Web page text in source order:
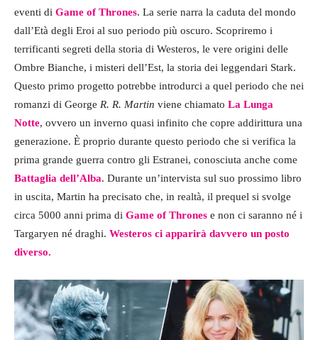
eventi di Game of Thrones. La serie narra la caduta del mondo
dall’Età degli Eroi al suo periodo più oscuro. Scopriremo i
terrificanti segreti della storia di Westeros, le vere origini delle
Ombre Bianche, i misteri dell’Est, la storia dei leggendari Stark.
Questo primo progetto potrebbe introdurci a quel periodo che nei
romanzi di George R. R. Martin viene chiamato La Lunga
Notte, ovvero un inverno quasi infinito che copre addirittura una
generazione. È proprio durante questo periodo che si verifica la
prima grande guerra contro gli Estranei, conosciuta anche come
Battaglia dell’Alba. Durante un’intervista sul suo prossimo libro
in uscita, Martin ha precisato che, in realtà, il prequel si svolge
circa 5000 anni prima di Game of Thrones e non ci saranno né i
Targaryen né draghi. Westeros ci apparirà davvero un posto
diverso.